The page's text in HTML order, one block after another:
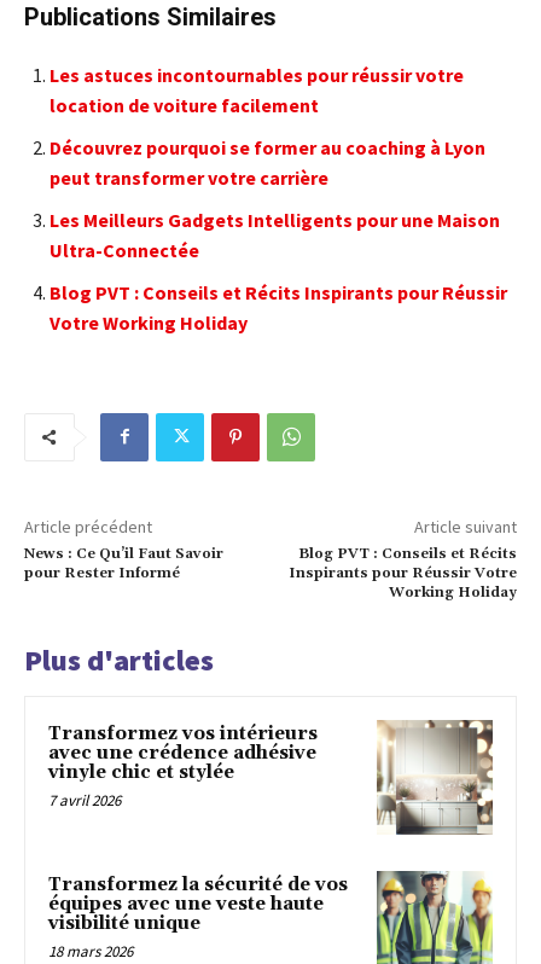
Publications Similaires
Les astuces incontournables pour réussir votre
location de voiture facilement
Découvrez pourquoi se former au coaching à Lyon
peut transformer votre carrière
Les Meilleurs Gadgets Intelligents pour une Maison
Ultra-Connectée
Blog PVT : Conseils et Récits Inspirants pour Réussir
Votre Working Holiday
Article précédent
News : Ce Qu’il Faut Savoir
pour Rester Informé
Article suivant
Blog PVT : Conseils et Récits
Inspirants pour Réussir Votre
Working Holiday
Plus d'articles
Transformez vos intérieurs
avec une crédence adhésive
vinyle chic et stylée
7 avril 2026
Transformez la sécurité de vos
équipes avec une veste haute
visibilité unique
18 mars 2026